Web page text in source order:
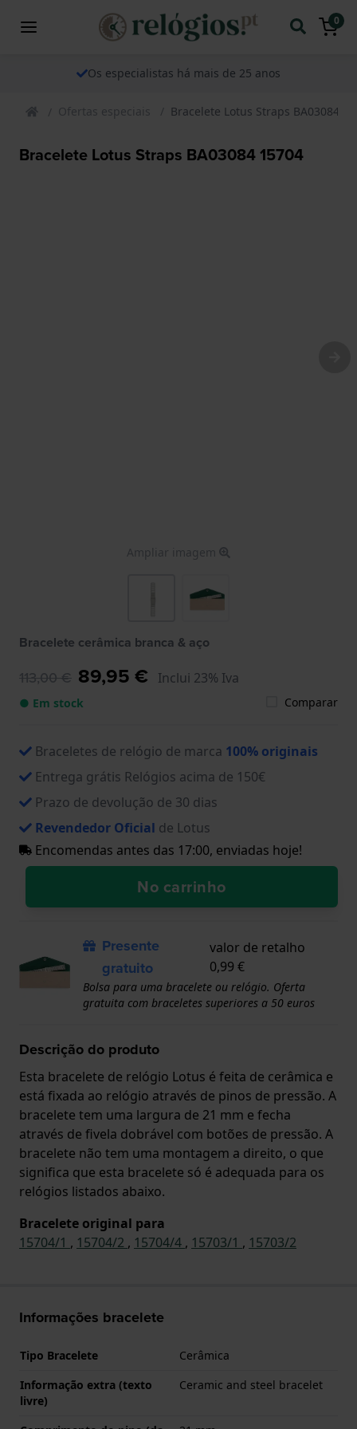
0
Os especialistas há mais de 25 anos
Ofertas especiais Bracelete Lotus Straps BA03084
Bracelete Lotus Straps BA03084 15704
Ampliar imagem
Bracelete cerâmica branca & aço
113,00 € 89,95 € Inclui 23% Iva
● Em stock Comparar
Braceletes de relógio de marca 100% originais
Entrega grátis Relógios acima de 150€
Prazo de devolução de 30 dias
Revendedor Oficial de Lotus
Encomendas antes das 17:00, enviadas hoje!
No carrinho
Presente
gratuito
valor de retalho
0,99 €
Bolsa para uma bracelete ou relógio. Oferta
gratuita com braceletes superiores a 50 euros
Descrição do produto
Esta bracelete de relógio Lotus é feita de cerâmica e
está fixada ao relógio através de pinos de pressão. A
bracelete tem uma largura de 21 mm e fecha
através de fivela dobrável com botões de pressão. A
bracelete não tem uma montagem a direito, o que
significa que esta bracelete só é adequada para os
relógios listados abaixo.
Bracelete original para
15704/1 , 15704/2 , 15704/4 , 15703/1 , 15703/2
Informações bracelete
Tipo Bracelete
Cerâmica
Informação extra (texto
livre)
Ceramic and steel bracelet